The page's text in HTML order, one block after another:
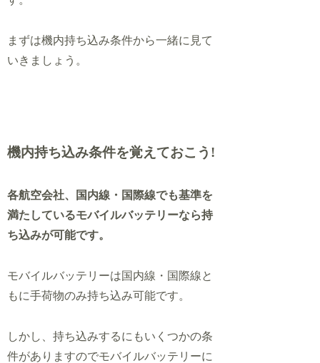
まずは機内持ち込み条件から一緒に見て
いきましょう。
機内持ち込み条件を覚えておこう!
各航空会社、国内線・国際線でも基準を
満たしているモバイルバッテリーなら持
ち込みが可能です。
モバイルバッテリーは国内線・国際線と
もに手荷物のみ持ち込み可能です。
しかし、持ち込みするにもいくつかの条
件がありますのでモバイルバッテリーに